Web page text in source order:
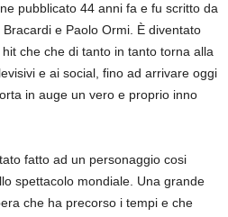
pubblicato 44 anni fa e fu scritto da
e Paolo Ormi. È diventato
che che di tanto in tanto torna alla
e ai social, fino ad arrivare oggi
in auge un vero e proprio inno
fatto ad un personaggio cosi
spettacolo mondiale. Una grande
che ha precorso i tempi e che